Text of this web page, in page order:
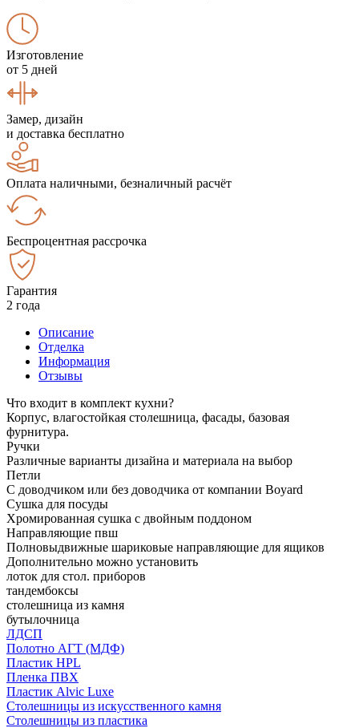
Изготовление
от 5 дней
Замер, дизайн
и доставка бесплатно
Оплата наличными, безналичный расчёт
Беспроцентная рассрочка
Гарантия
2 года
Описание
Отделка
Информация
Отзывы
Что входит в комплект кухни?
Корпус, влагостойкая столешница, фасады, базовая
фурнитура.
Ручки
Различные варианты дизайна и материала на выбор
Петли
С доводчиком или без доводчика от компании Boyard
Сушка для посуды
Хромированная сушка с двойным поддоном
Направляющие пвш
Полновыдвижные шариковые направляющие для ящиков
Дополнительно можно установить
лоток для стол. приборов
тандембоксы
столешница из камня
бутылочница
ЛДСП
Полотно АГТ (МДФ)
Пластик HPL
Пленка ПВХ
Пластик Alvic Luxe
Столешницы из искусственного камня
Столешницы из пластика